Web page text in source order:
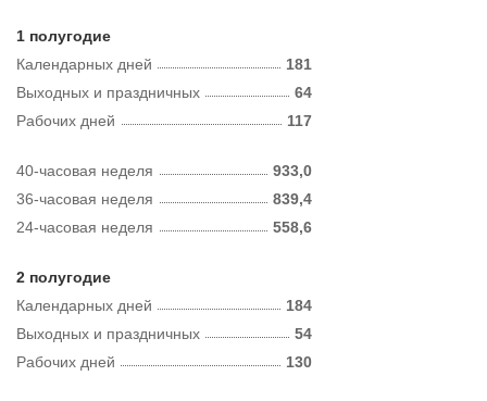
1 полугодие
Календарных дней
181
Рабочих дней 117
Выходных и праздничных 64
40-часовая неделя
933,0
36-часовая неделя
839,4
24-часовая неделя
558,6
2 полугодие
Календарных дней
184
Рабочих дней 130
Выходных и праздничных 54